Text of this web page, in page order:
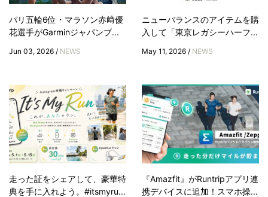
パリ五輪6位・マラソン赤﨑優
花選手がGarminジャパンブ...
Jun 03, 2026 / NEWS
ニューバランスのアイテムを購
入して「東京レガシーハーフ...
May 11, 2026 / NEWS
走った証をシェアして、豪華特
典を手に入れよう。#itsmyru...
『Amazfit』がRuntripアプリ連
携デバイスに追加！スマホ操...